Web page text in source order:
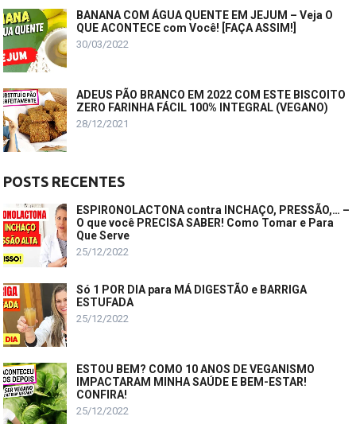
BANANA COM ÁGUA QUENTE EM JEJUM – Veja O
QUE ACONTECE com Você! [FAÇA ASSIM!]
30/03/2022
ADEUS PÃO BRANCO EM 2022 COM ESTE BISCOITO
ZERO FARINHA FÁCIL 100% INTEGRAL (VEGANO)
28/12/2021
POSTS RECENTES
ESPIRONOLACTONA contra INCHAÇO, PRESSÃO,… –
O que você PRECISA SABER! Como Tomar e Para
Que Serve
25/12/2022
Só 1 POR DIA para MÁ DIGESTÃO e BARRIGA
ESTUFADA
25/12/2022
ESTOU BEM? COMO 10 ANOS DE VEGANISMO
IMPACTARAM MINHA SAÚDE E BEM-ESTAR!
CONFIRA!
25/12/2022